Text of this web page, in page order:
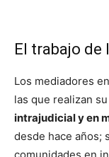
El trabajo de
Los mediadores
las que realizan
intrajudicial y en
desde hace años;